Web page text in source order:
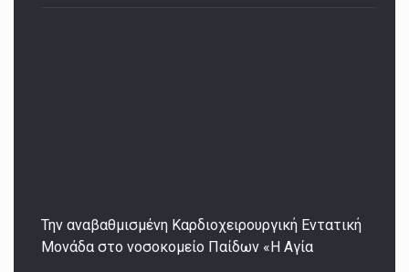
Την αναβαθμισμένη Καρδιοχειρουργική Εντατική
Μονάδα στο νοσοκομείο Παίδων «Η Αγία